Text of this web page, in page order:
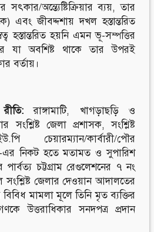
অন্ত্যেষ্টিক্রিয়ার ব্যয়, তার
এবং জীবদ্দশায় দখল হস্তান্তরিত
হস্তান্তরিত হয়নি এমন ভূ-সম্পত্তির
যা অবশিষ্ট থাকে তার উপরই
বর্তায়।
রীতি:রাঙ্গামাটি, খাগড়াছড়ি ও
সংশ্লিষ্ট জেলা প্রশাসক, সংশ্লিষ্ট
চেয়ারম্যান/কার্বারী/পৌর
এর নিকট হতে মতামত ও সুপারিশ
চট্টগ্রাম রেগুলেশনের ৭ নং
সংশ্লিষ্ট জেলার দেওয়ান আদালতের
বিবিধ মামলা মূলে তিনি মৃত ব্যক্তির
উত্তরাধিকার সনদপত্র প্রদান